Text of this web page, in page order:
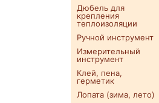
Дюбель для
крепления
теплоизоляции
Ручной инструмент
Измерительный
инструмент
Клей, пена,
герметик
Лопата (зима, лето)